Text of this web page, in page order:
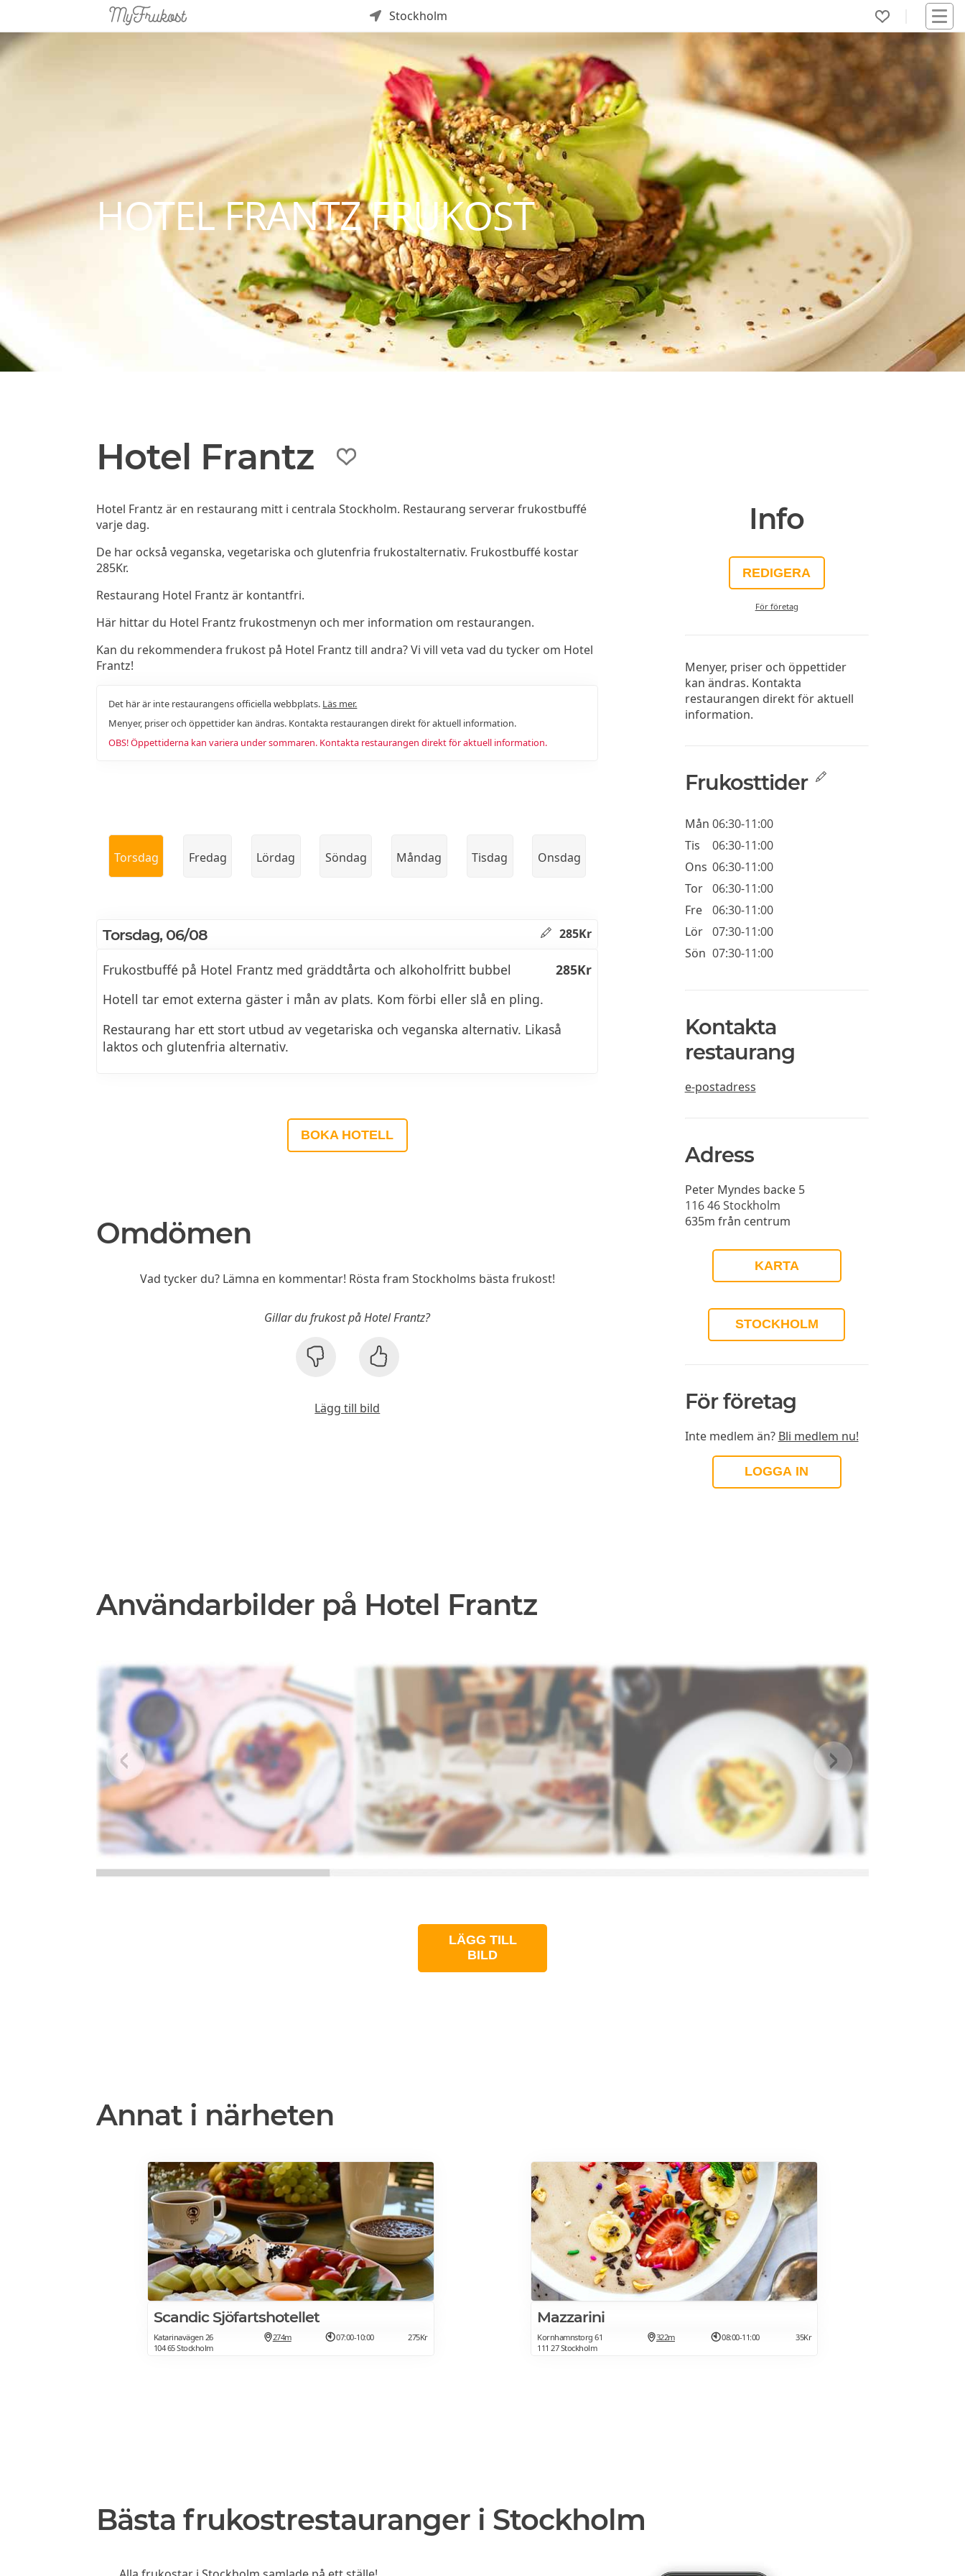
Stockholm
HOTEL FRANTZ FRUKOST
Hotel Frantz
Hotel Frantz är en restaurang mitt i centrala Stockholm. Restaurang serverar frukostbuffé
varje dag.
De har också veganska, vegetariska och glutenfria frukostalternativ. Frukostbuffé kostar
285Kr.
Restaurang Hotel Frantz är kontantfri.
Här hittar du Hotel Frantz frukostmenyn och mer information om restaurangen.
Kan du rekommendera frukost på Hotel Frantz till andra? Vi vill veta vad du tycker om Hotel
Frantz!
Det här är inte restaurangens officiella webbplats. Läs mer.
Menyer, priser och öppettider kan ändras. Kontakta restaurangen direkt för aktuell information.
OBS! Öppettiderna kan variera under sommaren. Kontakta restaurangen direkt för aktuell information.
Torsdag Fredag Lördag Söndag Måndag Tisdag Onsdag
Torsdag, 06/08 285Kr
Frukostbuffé på Hotel Frantz med gräddtårta och alkoholfritt bubbel
285Kr
Hotell tar emot externa gäster i mån av plats. Kom förbi eller slå en pling.
Restaurang har ett stort utbud av vegetariska och veganska alternativ. Likaså
laktos och glutenfria alternativ.
BOKA HOTELL
Omdömen
Vad tycker du? Lämna en kommentar! Rösta fram Stockholms bästa frukost!
Gillar du frukost på Hotel Frantz?
Lägg till bild
Info
REDIGERA
För företag
Menyer, priser och öppettider
kan ändras. Kontakta
restaurangen direkt för aktuell
information.
Frukosttider
Mån 06:30-11:00
Tis
06:30-11:00
Ons 06:30-11:00
Tor
06:30-11:00
Fre
06:30-11:00
Lör
07:30-11:00
Sön 07:30-11:00
Kontakta
restaurang
e-postadress
Adress
Peter Myndes backe 5
116 46 Stockholm
635m från centrum
KARTA
STOCKHOLM
För företag
Inte medlem än? Bli medlem nu!
LOGGA IN
Användarbilder på Hotel Frantz
LÄGG TILL
BILD
Annat i närheten
Scandic Sjöfartshotellet
Katarinavägen 26
104 65 Stockholm
274m 07:00-10:00 275Kr
Mazzarini
Kornhamnstorg 61
111 27 Stockholm
322m 08:00-11:00 35Kr
Bästa frukostrestauranger i Stockholm